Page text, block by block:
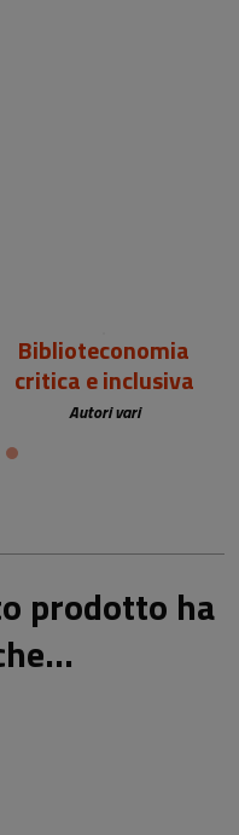
Biblioteconomia
critica e inclusiva
Autori vari
prodotto ha